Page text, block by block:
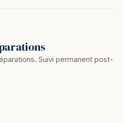
Suivi permanent post-